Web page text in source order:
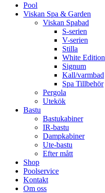
Pool
Viskan Spa & Garden
Viskan Spabad
S-serien
V-serien
Stilla
White Edition
Signum
Kall/varmbad
Spa Tillbehör
Pergola
Utekök
Bastu
Bastukabiner
IR-bastu
Dampkabiner
Ute-bastu
Efter mått
Shop
Poolservice
Kontakt
Om oss